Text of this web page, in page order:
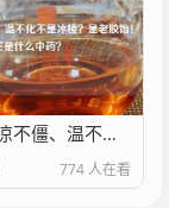
檐角垂的凉不僵、温不化不是冰棱？是老胶饴！它是什么中药？
774 人在看